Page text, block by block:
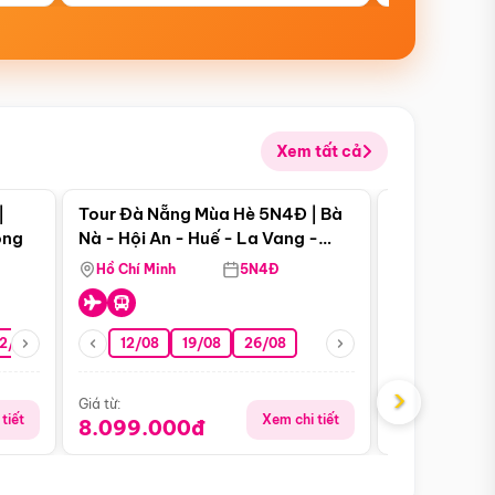
Xem tất cả
08 26/08 05/09 09/09 12/09
tiết
Điểm nổi bật
Tour Đà Nẵng Mùa Hè 5N4Đ | Bà
Nà - Hội An - Huế - La Vang -
Động Thiên Đường
Hồ Chí Minh 5N4Đ
12/08 19/08 26/08
Giá từ:
8.099.000đ Xem chi tiết
Giá từ:
›